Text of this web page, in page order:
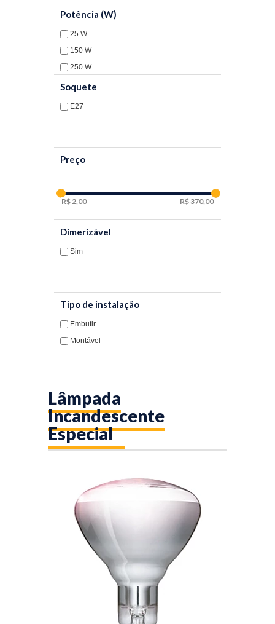
Potência (W)
25 W
150 W
250 W
Soquete
E27
Preço
2,00 370,00
Dimerizável
Sim
Tipo de instalação
Embutir
Montável
Lâmpada
Incandescente
Especial